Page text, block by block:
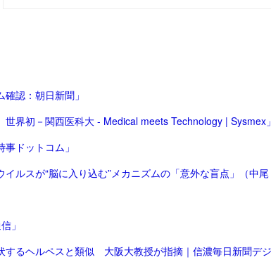
認：朝日新聞」
界初－関西医科大 - Medical meets Technology | Sysmex」
ドットコム」
」